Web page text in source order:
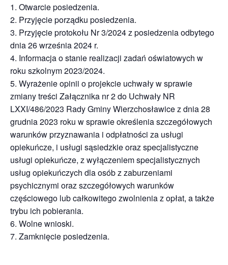
Otwarcie posiedzenia.
Przyjęcie porządku posiedzenia.
Przyjęcie protokołu Nr 3/2024 z posiedzenia odbytego
dnia 26 września 2024 r.
Informacja o stanie realizacji zadań oświatowych w
roku szkolnym 2023/2024.
Wyrażenie opinii o projekcie uchwały w sprawie
zmiany treści Załącznika nr 2 do Uchwały NR
LXXI/486/2023 Rady Gminy Wierzchosławice z dnia 28
grudnia 2023 roku w sprawie określenia szczegółowych
warunków przyznawania i odpłatności za usługi
opiekuńcze, i usługi sąsiedzkie oraz specjalistyczne
usługi opiekuńcze, z wyłączeniem specjalistycznych
usług opiekuńczych dla osób z zaburzeniami
psychicznymi oraz szczegółowych warunków
częściowego lub całkowitego zwolnienia z opłat, a także
trybu ich pobierania.
Wolne wnioski.
Zamknięcie posiedzenia.